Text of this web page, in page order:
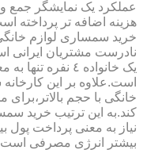
عملکرد یک نمایشگر جمع
هزینه اضافه تر پرداخته
خرید سمساری لوازم
یک خانواده ٤
است.علاوه بر این
خانگی با حجم
کند.به این ترتیب خرید
نیاز به معنی پرداخت پول
بیشتر انرژی مصرفی